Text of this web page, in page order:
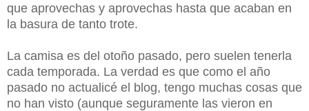
que aprovechas y aprovechas hasta que acaban en
la basura de tanto trote.
La camisa es del otoño pasado, pero suelen tenerla
cada temporada. La verdad es que como el año
pasado no actualicé el blog, tengo muchas cosas que
no han visto (aunque seguramente las vieron en